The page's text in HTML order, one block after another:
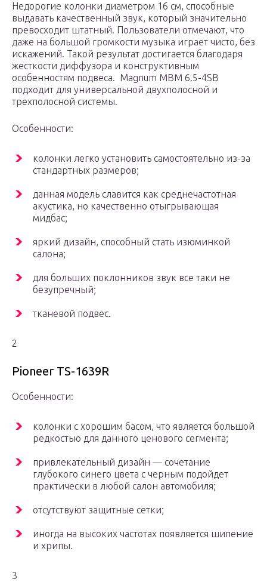
Недорогие колонки диаметром 16 см, способные
выдавать качественный звук, который значительно
превосходит штатный. Пользователи отмечают, что
даже на большой громкости музыка играет чисто, без
искажений. Такой результат достигается благодаря
жесткости диффузора и конструктивным
особенностям подвеса. Magnum MBM 6.5-4SB
подходит для универсальной двухполосной и
трехполосной системы.
Особенности:
колонки легко установить самостоятельно из-за
стандартных размеров;
данная модель славится как среднечастотная
акустика, но качественно отыгрывающая
мидбас;
яркий дизайн, способный стать изюминкой
салона;
для больших поклонников звук все таки не
безупречный;
тканевой подвес.
2
Pioneer TS-1639R
Особенности:
колонки с хорошим басом, что является большой
редкостью для данного ценового сегмента;
привлекательный дизайн — сочетание
глубокого синего цвета с черным подойдет
практически в любой салон автомобиля;
отсутствуют защитные сетки;
иногда на высоких частотах появляется шипение
и хрипы.
3